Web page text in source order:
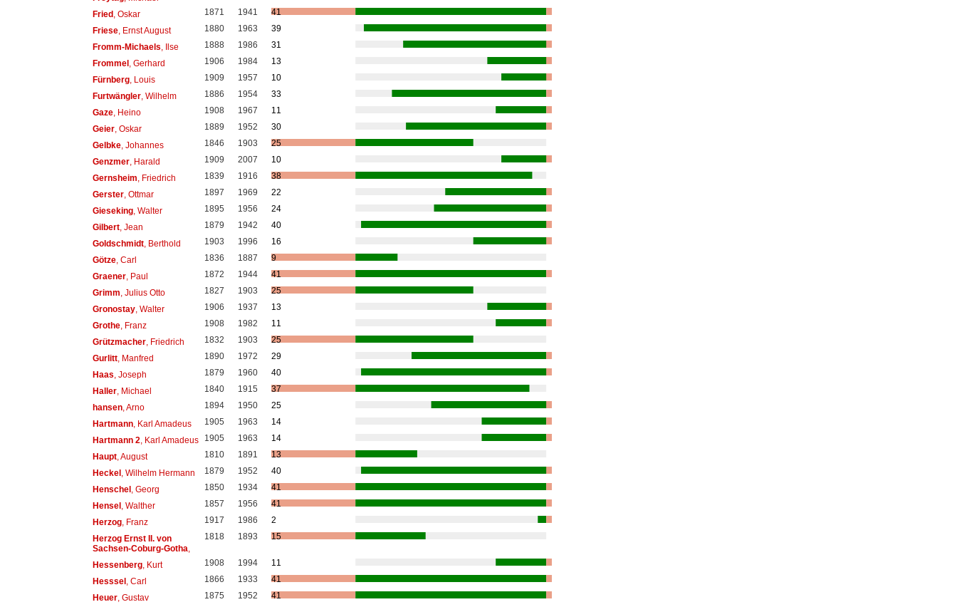
Fried, Oskar 1871 1941
41
Friese, Ernst August 1880 1963
39
Fromm-Michaels , Ilse 1888 1986
31
Frommel, Gerhard 1906 1984
13
Fürnberg, Louis 1909 1957
10
Furtwängler, Wilhelm 1886 1954
33
Gaze, Heino 1908 1967
11
Geier, Oskar 1889 1952
30
Gelbke, Johannes 1846 1903
25
Genzmer, Harald 1909 2007
10
Gernsheim , Friedrich 1839 1916
38
Gerster, Ottmar 1897 1969
22
Gieseking, Walter 1895 1956
24
Gilbert, Jean 1879 1942
40
Goldschmidt, Berthold 1903 1996
16
Götze, Carl 1836 1887
9
Graener, Paul 1872 1944
41
Grimm , Julius Otto 1827 1903
25
Gronostay, Walter 1906 1937
13
Grothe, Franz 1908 1982
11
Grützmacher, Friedrich 1832 1903
25
Gurlitt, Manfred 1890 1972
29
Haas , Joseph 1879 1960
40
Haller, Michael 1840 1915
37
hansen, Arno 1894 1950
25
Hartmann, Karl Amadeus 1905 1963
14
Hartmann 2 , Karl Amadeus 1905 1963
14
Haupt, August 1810 1891
13
Heckel, Wilhelm Hermann 1879 1952
40
Henschel, Georg 1850 1934
41
Hensel, Walther 1857 1956
41
Herzog, Franz 1917 1986
2
Herzog Ernst II. von
Sachsen-Coburg-Gotha
1818 1893 15
Hessenberg, Kurt 1908 1994
11
Hesssel, Carl 1866 1933
41
Heuer, Gustav 1875 1952 41